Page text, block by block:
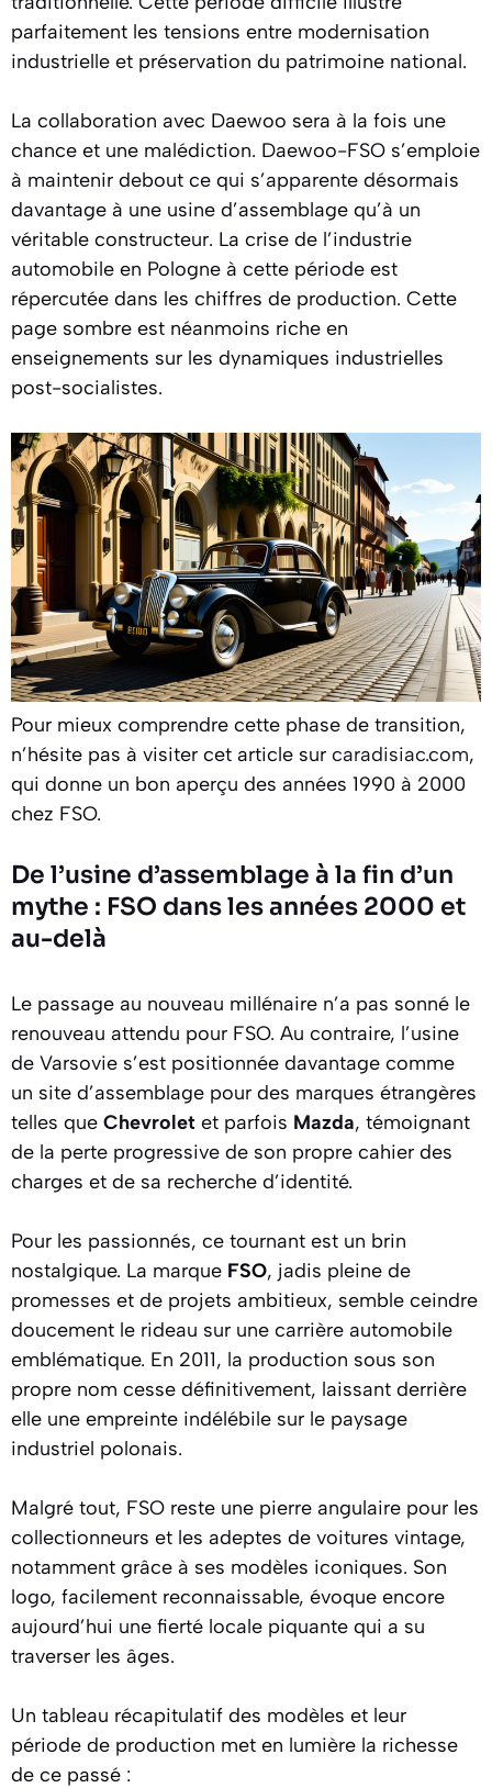
parfaitement les tensions entre modernisation
industrielle et préservation du patrimoine national.
La collaboration avec Daewoo sera à la fois une
chance et une malédiction. Daewoo-FSO s’emploie
à maintenir debout ce qui s’apparente désormais
davantage à une usine d’assemblage qu’à un
véritable constructeur. La crise de l’industrie
automobile en Pologne à cette période est
répercutée dans les chiffres de production. Cette
page sombre est néanmoins riche en
enseignements sur les dynamiques industrielles
post-socialistes.
Pour mieux comprendre cette phase de transition,
n’hésite pas à visiter cet article sur caradisiac.com,
qui donne un bon aperçu des années 1990 à 2000
chez FSO.
De l’usine d’assemblage à la fin d’un
mythe : FSO dans les années 2000 et
au-delà
Le passage au nouveau millénaire n’a pas sonné le
renouveau attendu pour FSO. Au contraire, l’usine
de Varsovie s’est positionnée davantage comme
un site d’assemblage pour des marques étrangères
telles que Chevrolet et parfois Mazda, témoignant
de la perte progressive de son propre cahier des
charges et de sa recherche d’identité.
Pour les passionnés, ce tournant est un brin
nostalgique. La marque FSO, jadis pleine de
promesses et de projets ambitieux, semble ceindre
doucement le rideau sur une carrière automobile
emblématique. En 2011, la production sous son
propre nom cesse définitivement, laissant derrière
elle une empreinte indélébile sur le paysage
industriel polonais.
Malgré tout, FSO reste une pierre angulaire pour les
collectionneurs et les adeptes de voitures vintage,
notamment grâce à ses modèles iconiques. Son
logo, facilement reconnaissable, évoque encore
aujourd’hui une fierté locale piquante qui a su
traverser les âges.
Un tableau récapitulatif des modèles et leur
période de production met en lumière la richesse
de ce passé :